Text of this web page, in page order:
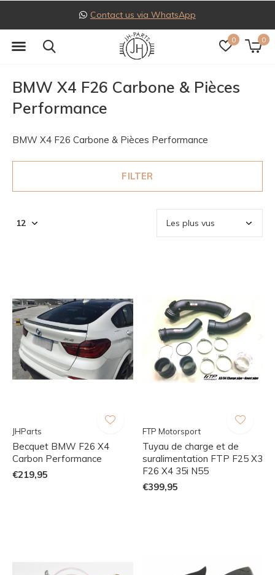
0 0
BMW X4 F26 Carbone & Pièces
Performance
BMW X4 F26 Carbone & Pièces Performance
FILTER
JHParts
Becquet BMW F26 X4
Carbon Performance
€219,95
FTP Motorsport
Tuyau de charge et de
suralimentation FTP F25 X3
F26 X4 35i N55
€399,95